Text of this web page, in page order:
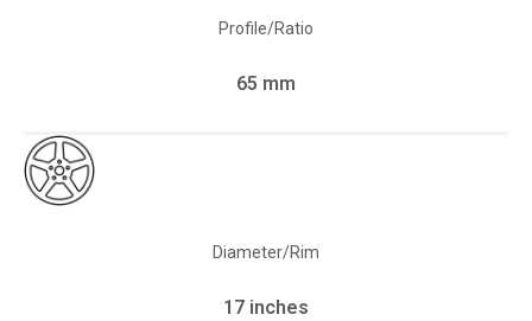
Profile/Ratio
65 mm
Diameter/Rim
17 inches